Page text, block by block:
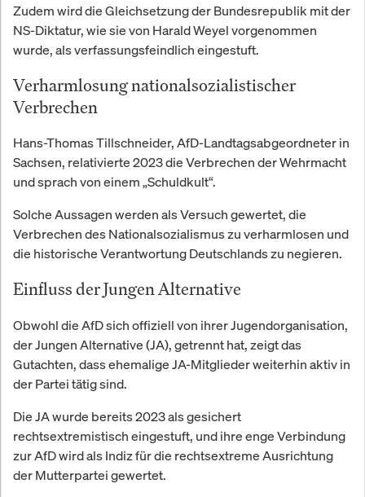
Zudem wird die Gleichsetzung der Bundesrepublik mit der
NS-Diktatur, wie sie von Harald Weyel vorgenommen
wurde, als verfassungsfeindlich eingestuft.
Verharmlosung nationalsozialistischer
Verbrechen
Hans-Thomas Tillschneider, AfD-Landtagsabgeordneter in
Sachsen, relativierte 2023 die Verbrechen der Wehrmacht
und sprach von einem „Schuldkult“.
Solche Aussagen werden als Versuch gewertet, die
Verbrechen des Nationalsozialismus zu verharmlosen und
die historische Verantwortung Deutschlands zu negieren.
Einfluss der Jungen Alternative
Obwohl die AfD sich offiziell von ihrer Jugendorganisation,
der Jungen Alternative (JA), getrennt hat, zeigt das
Gutachten, dass ehemalige JA-Mitglieder weiterhin aktiv in
der Partei tätig sind.
Die JA wurde bereits 2023 als gesichert
rechtsextremistisch eingestuft, und ihre enge Verbindung
zur AfD wird als Indiz für die rechtsextreme Ausrichtung
der Mutterpartei gewertet.